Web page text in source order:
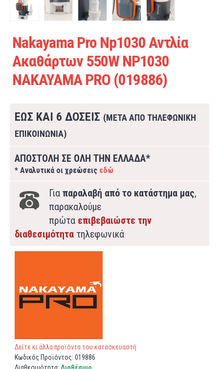
Nakayama Pro Np1030 Αντλία
Ακαθάρτων 550W NP1030
NAKAYAMA PRO (019886)
ΕΩΣ ΚΑΙ 6 ΔΟΣΕΙΣ (ΜΕΤΑ ΑΠΟ ΤΗΛΕΦΩΝΙΚΗ
ΕΠΙΚΟΙΝΩΝΙΑ)
ΑΠΟΣΤΟΛΗ ΣΕ ΟΛΗ ΤΗΝ ΕΛΛΑΔΑ*
* Αναλυτικά οι χρεώσεις εδώ
Για παραλαβή από το κατάστημα μας,
παρακαλούμε
πρώτα επιβεβαιώστε την
διαθεσιμότητα τηλεφωνικά
Δείτε κι άλλα προϊόντα του κατασκευαστή
Κωδικός Προϊόντος: 019886
Διαθεσιμότητα: Διαθέσιμο